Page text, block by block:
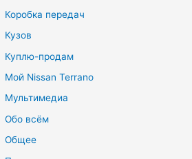
Коробка передач
Кузов
Куплю-продам
Мой Nissan Terrano
Мультимедиа
Обо всём
Общее